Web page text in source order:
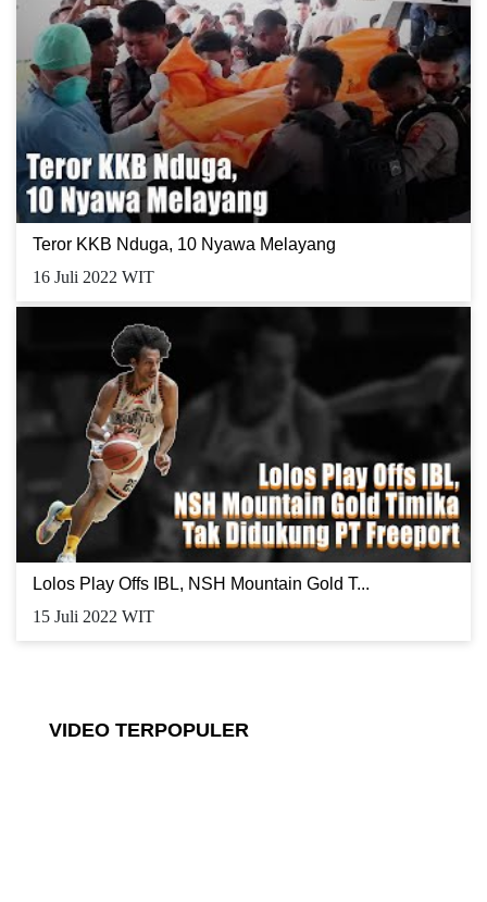
Teror KKB Nduga, 10 Nyawa Melayang
16 Juli 2022 WIT
Lolos Play Offs IBL, NSH Mountain Gold T...
15 Juli 2022 WIT
VIDEO TERPOPULER